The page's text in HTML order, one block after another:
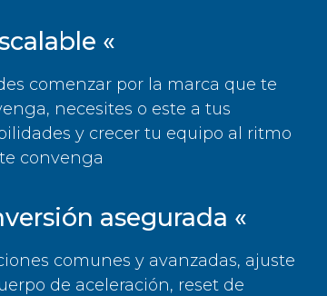
«
comenzar por la marca que te
necesites o este a tus
y crecer tu equipo al ritmo
convenga
asegurada «
comunes y avanzadas, ajuste
de aceleración, reset de